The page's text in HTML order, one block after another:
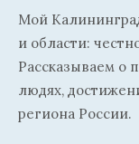
Мой
и области:
Рассказываем о
людях,
региона России.